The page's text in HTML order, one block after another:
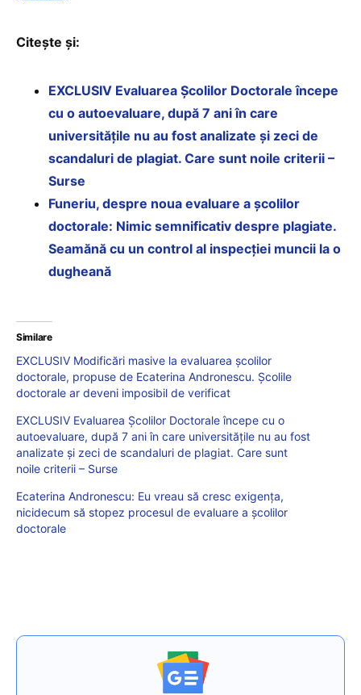
Citește și:
EXCLUSIV Evaluarea Școlilor Doctorale începe
cu o autoevaluare, după 7 ani în care
universitățile nu au fost analizate și zeci de
scandaluri de plagiat. Care sunt noile criterii –
Surse
Funeriu, despre noua evaluare a școlilor
doctorale: Nimic semnificativ despre plagiate.
Seamănă cu un control al inspecției muncii la o
dugheană
Similare
EXCLUSIV Modificări masive la evaluarea școlilor
doctorale, propuse de Ecaterina Andronescu. Școlile
doctorale ar deveni imposibil de verificat
EXCLUSIV Evaluarea Școlilor Doctorale începe cu o
autoevaluare, după 7 ani în care universitățile nu au fost
analizate și zeci de scandaluri de plagiat. Care sunt
noile criterii – Surse
Ecaterina Andronescu: Eu vreau să cresc exigența,
nicidecum să stopez procesul de evaluare a școlilor
doctorale